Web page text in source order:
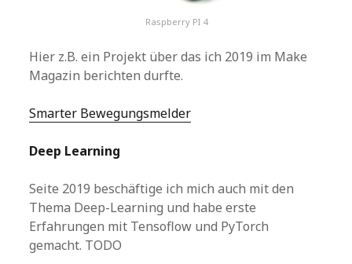
Raspberry PI 4
Hier z.B. ein Projekt über das ich 2019 im Make
Magazin berichten durfte.
Smarter Bewegungsmelder
Deep Learning
Seite 2019 beschäftige ich mich auch mit den
Thema Deep-Learning und habe erste
Erfahrungen mit Tensoflow und PyTorch
gemacht. TODO